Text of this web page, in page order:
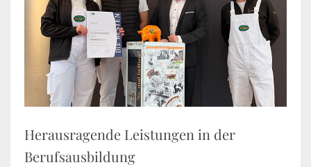
Herausragende Leistungen in der
Berufsausbildung